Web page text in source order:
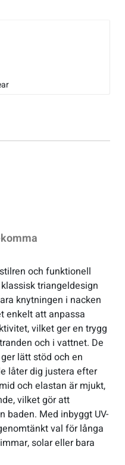
och funktionell
triangeldesign
knytningen i nacken
enkelt att anpassa
vilket ger en trygg
och i vattnet. De
lätt stöd och en
låter dig justera efter
och elastan är mjukt,
vilket gör att
baden. Med inbyggt UV-
val för långa
solar eller bara